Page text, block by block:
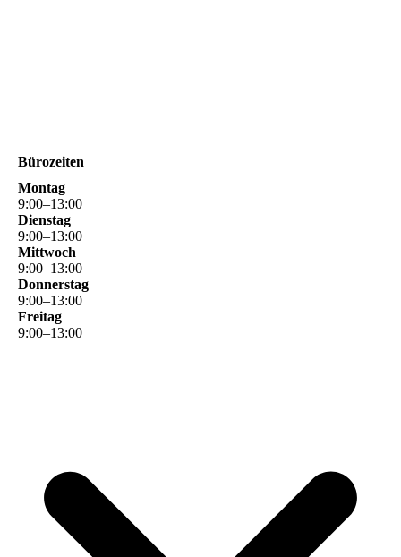
Bürozeiten
Montag
9:00–13:00
Dienstag
9:00–13:00
Mittwoch
9:00–13:00
Donnerstag
9:00–13:00
Freitag
9:00–13:00